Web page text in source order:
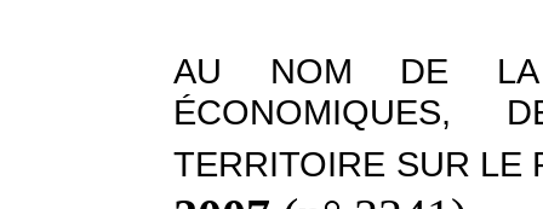
AU NOM DE LA
ÉCONOMIQUES,
TERRITOIRE SUR LE